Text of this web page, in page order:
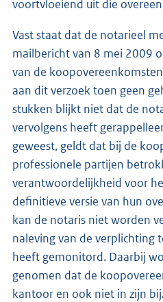
voortvloeiend uit die
Vast staat dat de notarieel
mailbericht van 8 mei 2009
van de
aan dit verzoek toen geen
stukken blijkt niet dat de
vervolgens heeft
geweest, geldt dat bij de
professionele partijen
verantwoordelijkheid voor
definitieve versie van hun
kan de notaris niet worden
naleving van de verplichting
heeft gemonitord. Daarbij
genomen dat de
kantoor en ook niet in zijn